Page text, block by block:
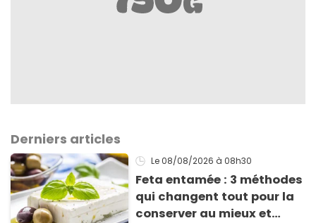
Derniers articles
Le 08/08/2026 à 08h30
Feta entamée : 3 méthodes
qui changent tout pour la
conserver au mieux et